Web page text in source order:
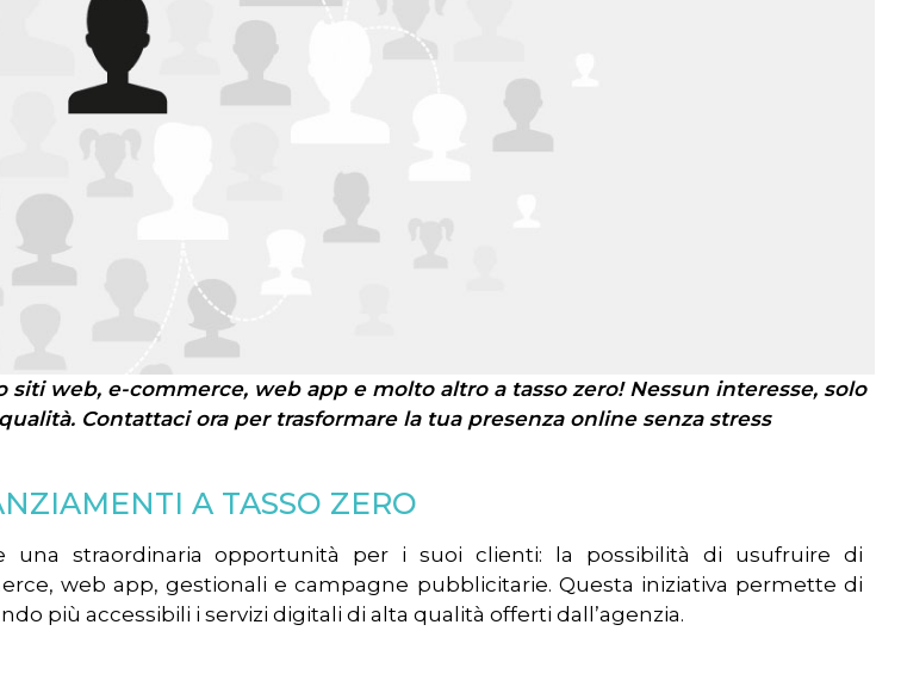
web, e-commerce, web app e molto altro a tasso zero! Nessun interesse, solo
Contattaci ora per trasformare la tua presenza online senza stress
A TASSO ZERO
una straordinaria opportunità per i suoi clienti: la possibilità di usufruire di
web app, gestionali e campagne pubblicitarie. Questa iniziativa permette di
più accessibili i servizi digitali di alta qualità offerti dall’agenzia.